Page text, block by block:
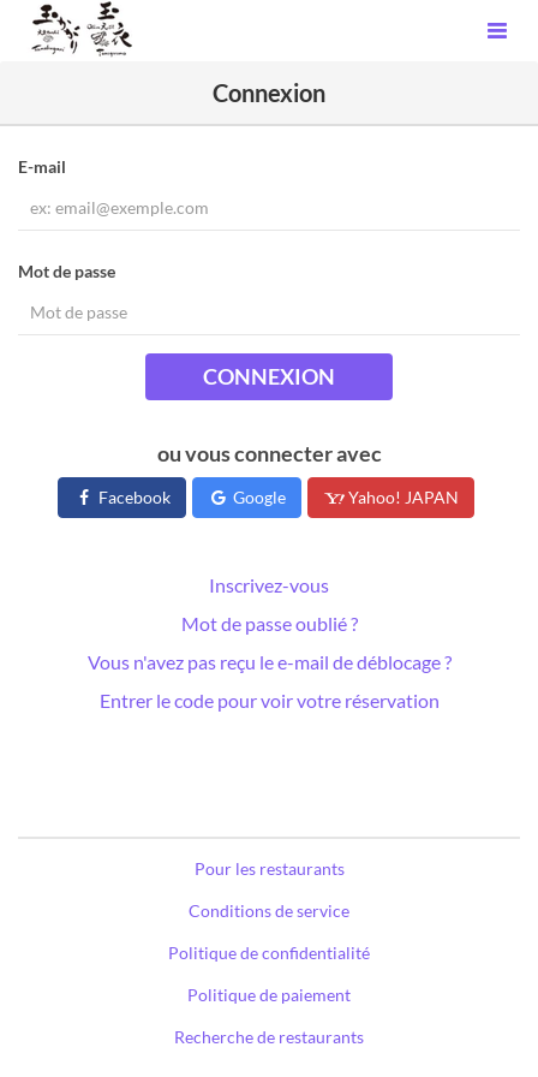
Connexion
E-mail
Mot de passe
CONNEXION
ou vous connecter avec
Facebook Google Yahoo! JAPAN
Inscrivez-vous
Mot de passe oublié ?
Vous n'avez pas reçu le e-mail de déblocage ?
Entrer le code pour voir votre réservation
Pour les restaurants
Conditions de service
Politique de confidentialité
Politique de paiement
Recherche de restaurants